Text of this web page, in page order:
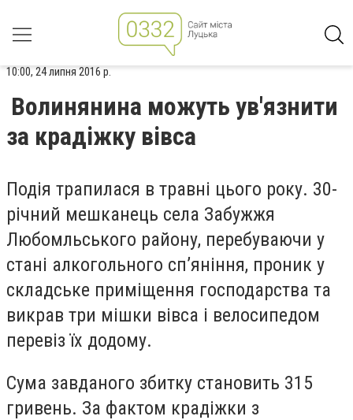
10:00, 24 липня 2016 р.
Волинянина можуть ув'язнити
за крадіжку вівса
Подія трапилася в травні цього року. 30-
річний мешканець села Забужжя
Любомльського району, перебуваючи у
стані алкогольного сп’яніння, проник у
складське приміщення господарства та
викрав три мішки вівса і велосипедом
перевіз їх додому.
Сума завданого збитку становить 315
гривень. За фактом крадіжки з